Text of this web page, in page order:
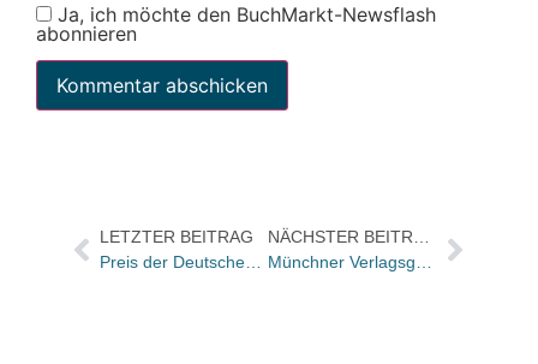
Ja, ich möchte den BuchMarkt-Newsflash
abonnieren
LETZTER BEITRAG
Preis der Deutschen Schallplattenkritik: „Auf der Suche nach der verlorenen Zeit“ erhält Jahrespreis